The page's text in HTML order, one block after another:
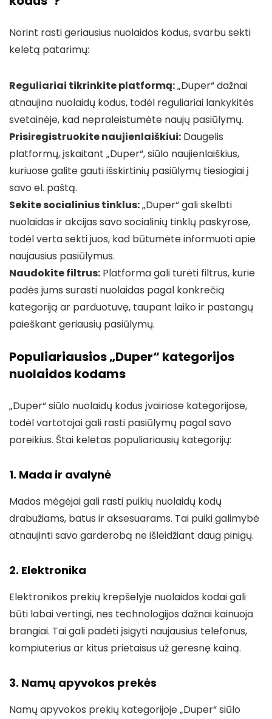
Norint rasti geriausius nuolaidos kodus, svarbu sekti
keletą patarimų:
Reguliariai tikrinkite platformą:„Duper“ dažnai
atnaujina nuolaidų kodus, todėl reguliariai lankykitės
svetainėje, kad nepraleistumėte naujų pasiūlymų.
Prisiregistruokite naujienlaiškiui: Daugelis
platformų, įskaitant „Duper“, siūlo naujienlaiškius,
kuriuose galite gauti išskirtinių pasiūlymų tiesiogiai į
savo el. paštą.
Sekite socialinius tinklus:„Duper“ gali skelbti
nuolaidas ir akcijas savo socialinių tinklų paskyrose,
todėl verta sekti juos, kad būtumėte informuoti apie
naujausius pasiūlymus.
Naudokite filtrus: Platforma gali turėti filtrus, kurie
padės jums surasti nuolaidas pagal konkrečią
kategoriją ar parduotuvę, taupant laiko ir pastangų
paieškant geriausių pasiūlymų.
Populiariausios „Duper“ kategorijos
nuolaidos kodams
„Duper“ siūlo nuolaidų kodus įvairiose kategorijose,
todėl vartotojai gali rasti pasiūlymų pagal savo
poreikius. Štai keletas populiariausių kategorijų:
1. Mada ir avalynė
Mados mėgėjai gali rasti puikių nuolaidų kodų
drabužiams, batus ir aksesuarams. Tai puiki galimybė
atnaujinti savo garderobą ne išleidžiant daug pinigų.
2. Elektronika
Elektronikos prekių krepšelyje nuolaidos kodai gali
būti labai vertingi, nes technologijos dažnai kainuoja
brangiai. Tai gali padėti įsigyti naujausius telefonus,
kompiuterius ar kitus prietaisus už geresnę kainą.
3. Namų apyvokos prekės
Namų apyvokos prekių kategorijoje „Duper“ siūlo